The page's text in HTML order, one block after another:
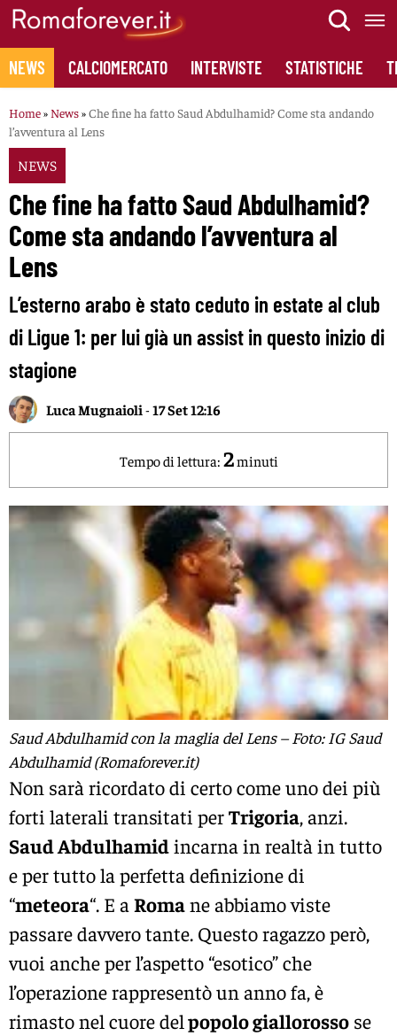
Skip
content
NEWS CALCIOMERCATO INTERVISTE STATISTICHE
Home» News»Che fine ha fatto Saud Abdulhamid? Come sta andando
l’avventura al Lens
NEWS
Che fine ha fatto Saud Abdulhamid?
Come sta andando l’avventura al
Lens
L’esterno arabo è stato ceduto in estate al club
di Ligue 1: per lui già un assist in questo inizio di
stagione
Luca Mugnaioli -17 Set 12:16
Tempo di lettura: 2minuti
Saud Abdulhamid con la maglia del Lens – Foto: IG Saud
Abdulhamid (Romaforever.it)
Non sarà ricordato di certo come uno dei più
forti laterali transitati perTrigoria, anzi.
Saud Abdulhamidincarna in realtà in tutto
e per tutto la perfetta definizione di
“meteora“. E a Romane abbiamo viste
passare davvero tante. Questo ragazzo però,
vuoi anche per l’aspetto “esotico” che
l’operazione rappresentò un anno fa, è
rimasto nel cuore delpopolo giallorosso se